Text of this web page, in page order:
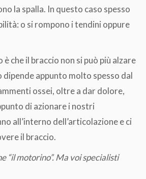
la spalla. In questo caso spesso
o si rompono i tendini oppure
che il braccio non si può più alzare
appunto molto spesso dal
ossei, oltre a dar dolore,
di azionare i nostri
all’interno dell’articolazione e ci
il braccio.
“il motorino”. Ma voi specialisti